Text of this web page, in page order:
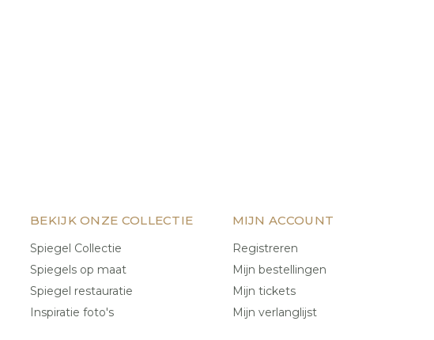
BEKIJK ONZE COLLECTIE
Spiegel Collectie
Spiegels op maat
Spiegel restauratie
Inspiratie foto's
MIJN ACCOUNT
Registreren
Mijn bestellingen
Mijn tickets
Mijn verlanglijst